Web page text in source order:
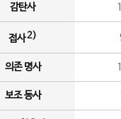
감탄사
접사2)
의존 명사
보조 동사